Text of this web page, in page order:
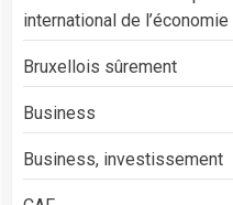
international de
Bruxellois sûrement
Business
Business, investissement